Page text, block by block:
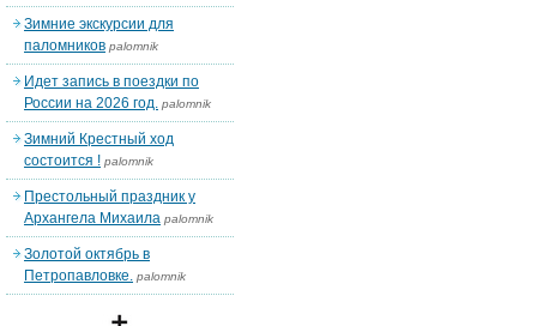
Зимние экскурсии для
паломников palomnik
Идет запись в поездки по
России на 2026 год. palomnik
Зимний Крестный ход
состоится ! palomnik
Престольный праздник у
Архангела Михаила palomnik
Золотой октябрь в
Петропавловке. palomnik